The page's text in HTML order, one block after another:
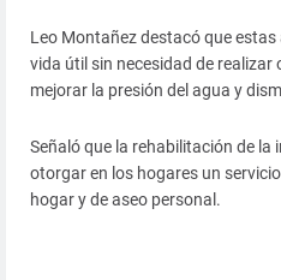
Leo Montañez destacó que
vida útil sin necesidad de
mejorar la presión del agua y
Señaló que la rehabilitación de
otorgar en los hogares un
hogar y de aseo personal.